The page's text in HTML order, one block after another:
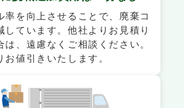
率を向上させることで、廃棄コ
しています。他社よりお見積り
は、遠慮なくご相談ください。
お値引きいたします。